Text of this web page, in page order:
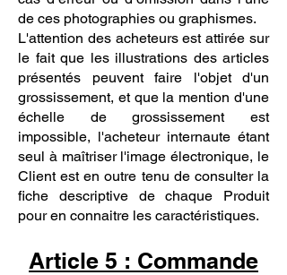
de ces photographies ou graphismes.
L'attention des acheteurs est attirée sur
le fait que les illustrations des articles
présentés peuvent faire l'objet d'un
grossissement, et que la mention d'une
échelle de grossissement est
impossible, l'acheteur internaute étant
seul à maîtriser l'image électronique, le
Client est en outre tenu de consulter la
fiche descriptive de chaque Produit
pour en connaitre les caractéristiques.
Article 5 : Commande